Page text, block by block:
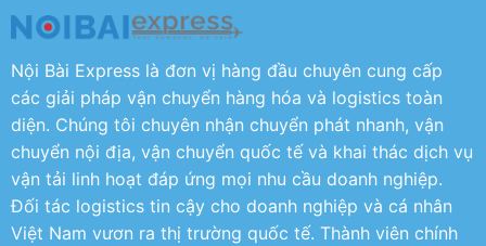
Nội Bài Express là đơn vị hàng đầu chuyên cung cấp
các giải pháp vận chuyển hàng hóa và logistics toàn
diện. Chúng tôi chuyên nhận chuyển phát nhanh, vận
chuyển nội địa, vận chuyển quốc tế và khai thác dịch vụ
vận tải linh hoạt đáp ứng mọi nhu cầu doanh nghiệp.
Đối tác logistics tin cậy cho doanh nghiệp và cá nhân
Việt Nam vươn ra thị trường quốc tế. Thành viên chính